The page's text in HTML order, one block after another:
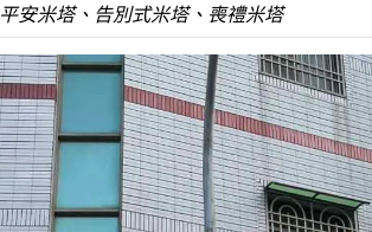
平安米塔、告別式米塔、喪禮米塔